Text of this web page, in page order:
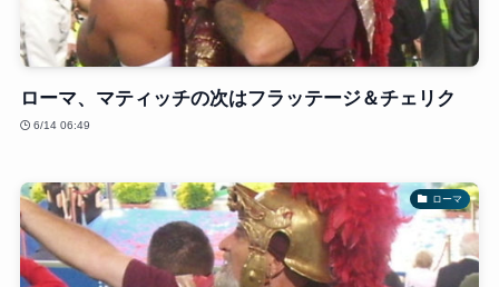
ローマ、マティッチの次はフラッテージ＆チェリク
6/14 06:49
ローマ